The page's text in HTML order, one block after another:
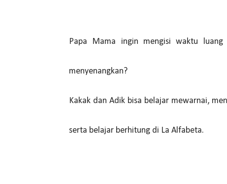
Papa Mama ingin mengisi waktu
menyenangkan?
Kakak dan Adik bisa belajar mewarnai,
serta belajar berhitung di La Alfabeta.